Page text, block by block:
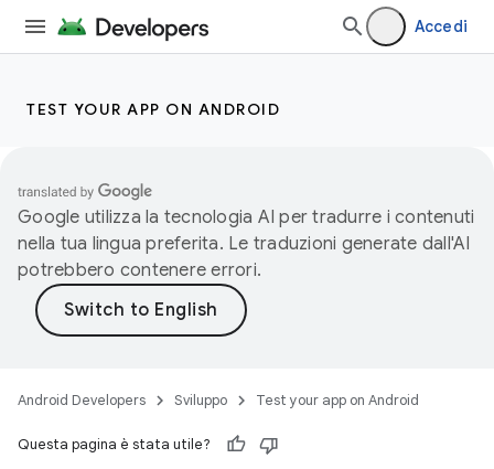
Accedi
TEST YOUR APP ON ANDROID
Google utilizza la tecnologia AI per tradurre i contenuti
nella tua lingua preferita. Le traduzioni generate dall'AI
potrebbero contenere errori.
Android Developers Sviluppo Test your app on Android
Questa pagina è stata utile?